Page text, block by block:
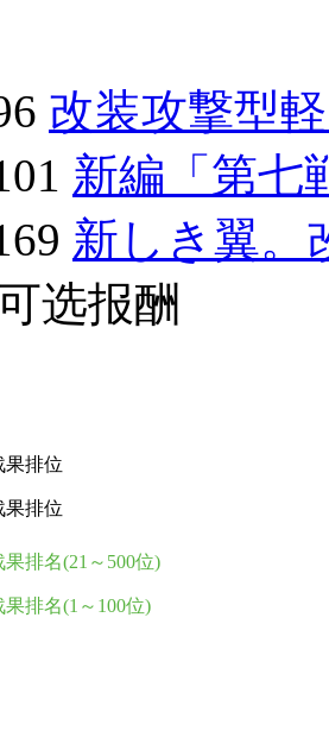
改装攻撃型
新編「第七
新しき翼。
选报酬
果排位
果排位
果排名(21～500位)
果排名(1～100位)